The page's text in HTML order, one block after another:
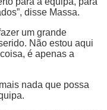
disse Massa.
um grande
Não estou aqui
é apenas a
nada que possa